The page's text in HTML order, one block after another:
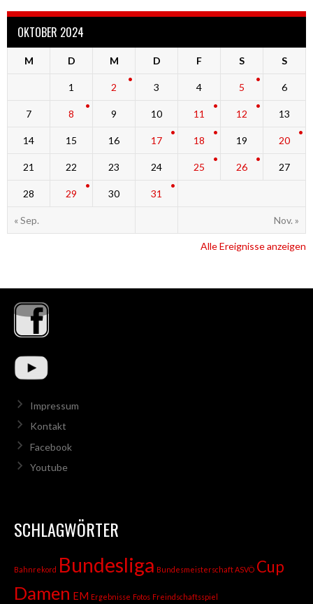
OKTOBER 2024
M D M D F S S
« Sep. Nov. »
1 2 3 4 5 6
7 8 9 10 11 12 13
14 15 16 17 18 19 20
21 22 23 24 25 26 27
28 29 30 31
Alle Ereignisse anzeigen
Impressum
Kontakt
Facebook
Youtube
SCHLAGWÖRTER
Bahnrekord Bundesliga Bundesmeisterschaft ASVÖ Cup
Damen EM Ergebnisse Fotos Freindschaftsspiel